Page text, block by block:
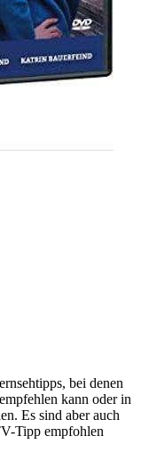
bei denen
kann oder in
Es sind aber auch
Tipp empfohlen